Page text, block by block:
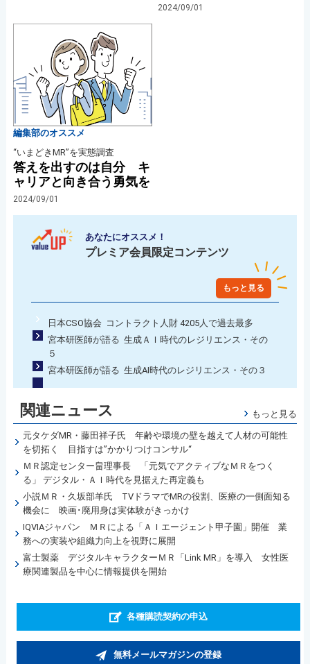
2024/09/01
編集部のオススメ
“いまどきMR”を実態調査
答えを出すのは自分 キ
ャリアと向き合う勇気を
2024/09/01
あなたにオススメ！
プレミア会員限定コンテンツ
もっと見る
日本CSO協会 コントラクト人財 4205人で過去最多
宮本研医師が語る 生成ＡＩ時代のレジリエンス・その
５
宮本研医師が語る 生成AI時代のレジリエンス・その３
関連ニュース もっと見る
元タケダMR・藤田祥子氏 年齢や環境の壁を越えて人材の可能性
を切拓く 目指すは”かかりつけコンサル“
ＭＲ認定センター畠理事長 「元気でアクティブなＭＲをつく
る」 デジタル・ＡＩ時代を見据えた再定義も
小説ＭＲ・久坂部羊氏 TVドラマでMRの役割、医療の一側面知る
機会に 映画･廃用身は実体験がきっかけ
IQVIAジャパン ＭＲによる「ＡＩエージェント甲子園」開催 業
務への実装や組織力向上を視野に展開
富士製薬 デジタルキャラクターＭＲ「Link MR」を導入 女性医
療関連製品を中心に情報提供を開始
各種購読契約の申込
無料メールマガジンの登録